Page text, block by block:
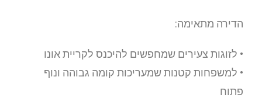
הדירה מתאימה:
• לזוגות צעירים שמחפשים להיכנס לקריית אונו
• למשפחות קטנות שמעריכות קומה גבוהה ונוף
פתוח